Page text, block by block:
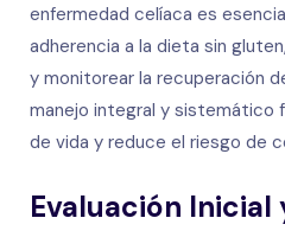
enfermedad celíaca es
adherencia a la dieta sin
y monitorear la recuperación
manejo integral y sistemático
de vida y reduce el riesgo de
Evaluación Inicial